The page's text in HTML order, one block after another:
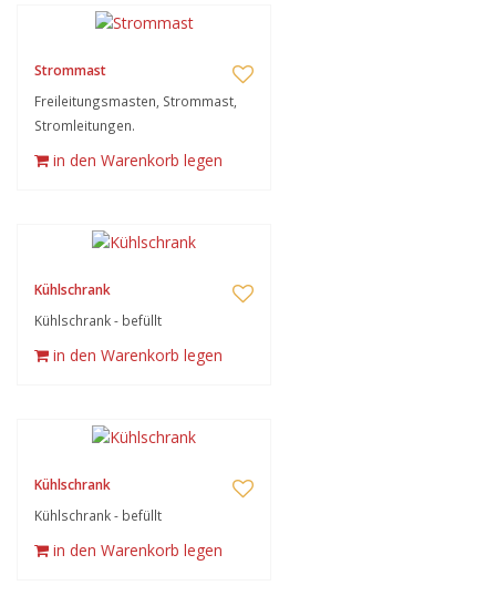
Strommast
Freileitungsmasten, Strommast,
Stromleitungen.
in den Warenkorb legen
Kühlschrank
Kühlschrank - befüllt
in den Warenkorb legen
Kühlschrank
Kühlschrank - befüllt
in den Warenkorb legen